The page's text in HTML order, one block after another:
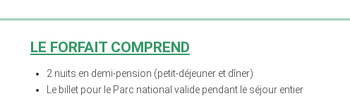
LE FORFAIT COMPREND
2 nuits en demi-pension (petit-déjeuner et dîner)
Le billet pour le Parc national valide pendant le séjour entier